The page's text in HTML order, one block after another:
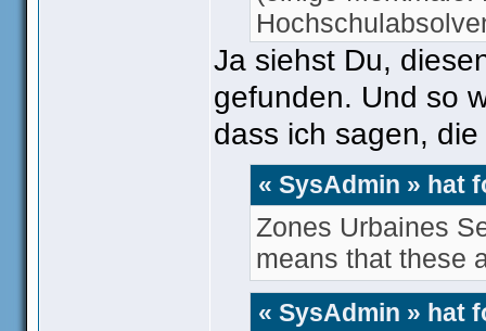
Ja siehst Du,
gefunden. Und so
dass ich sagen,
« SysAdmin » hat
Zones Urbaines
means that these
« SysAdmin » hat